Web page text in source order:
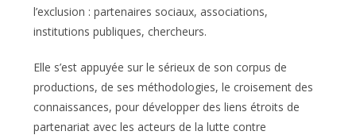
l’exclusion : partenaires sociaux, associations,
institutions publiques, chercheurs.
Elle s’est appuyée sur le sérieux de son corpus de
productions, de ses méthodologies, le croisement des
connaissances, pour développer des liens étroits de
partenariat avec les acteurs de la lutte contre